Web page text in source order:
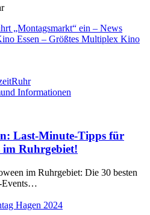
„Montagsmarkt“ ein – News
Essen – Größtes Multiplex Kino
Informationen
Last-Minute-Tipps für
Ruhrgebiet!
im Ruhrgebiet: Die 30 besten
Events…